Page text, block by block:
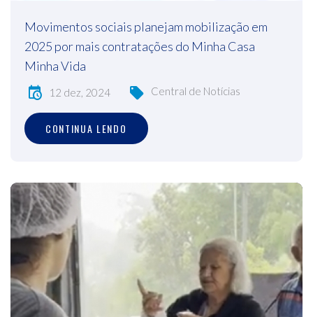
Movimentos sociais planejam mobilização em
2025 por mais contratações do Minha Casa
Minha Vida
12 dez, 2024 Central de Notícias
CONTINUA LENDO